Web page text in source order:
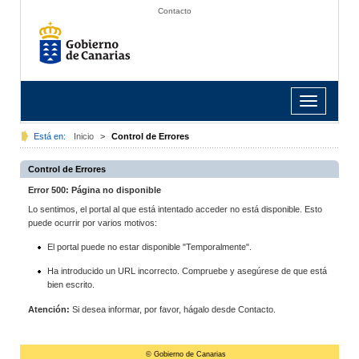
Contacto
Toggle
navigation
Está en: Inicio > Control de Errores
Control de Errores
Error 500: Página no disponible
Lo sentimos, el portal al que está intentado acceder no está disponible. Esto
puede ocurrir por varios motivos:
El portal puede no estar disponible "Temporalmente".
Ha introducido un URL incorrecto. Compruebe y asegúrese de que está
bien escrito.
Atención: Si desea informar, por favor, hágalo desde Contacto.
© Gobierno de Canarias